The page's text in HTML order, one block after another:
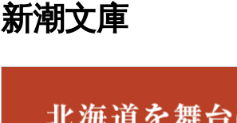
新潮文庫